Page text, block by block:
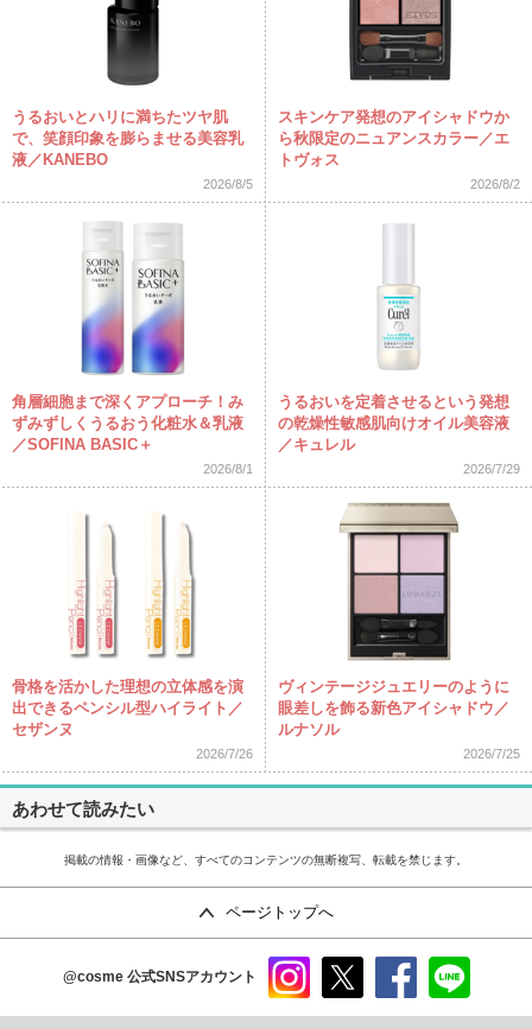
うるおいとハリに満ちたツヤ肌
で、笑顔印象を膨らませる美容乳
液／KANEBO
2026/8/5
スキンケア発想のアイシャドウか
ら秋限定のニュアンスカラー／エ
トヴォス
2026/8/2
角層細胞まで深くアプローチ！み
ずみずしくうるおう化粧水＆乳液
／SOFINA BASIC＋
2026/8/1
うるおいを定着させるという発想
の乾燥性敏感肌向けオイル美容液
／キュレル
2026/7/29
骨格を活かした理想の立体感を演
出できるペンシル型ハイライト／
セザンヌ
2026/7/26
ヴィンテージジュエリーのように
眼差しを飾る新色アイシャドウ／
ルナソル
2026/7/25
あわせて読みたい
掲載の情報・画像など、すべてのコンテンツの無断複写、転載を禁じます。
ページトップへ
@cosme 公式SNSアカウント